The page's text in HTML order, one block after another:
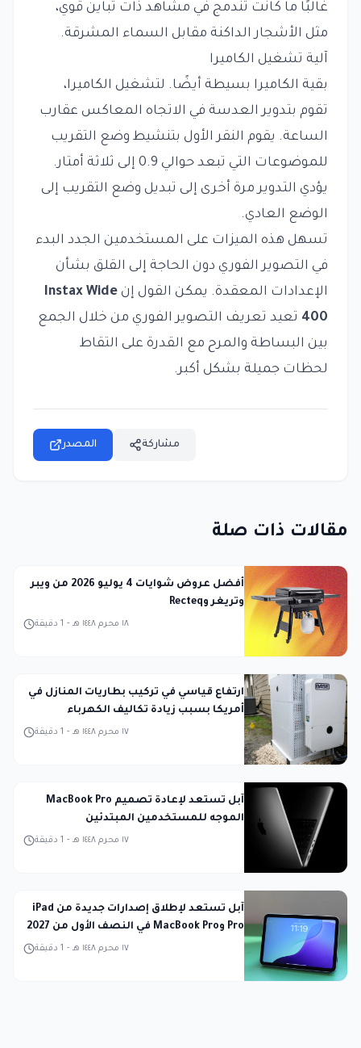
غالبًا ما كانت تندمج في مشاهد ذات تباين قوي،
مثل الأشجار الداكنة مقابل السماء المشرقة.
آلية تشغيل الكاميرا
بقية الكاميرا بسيطة أيضًا. لتشغيل الكاميرا،
تقوم بتدوير العدسة في الاتجاه المعاكس عقارب
الساعة. يقوم النقر الأول بتنشيط وضع التقريب
للموضوعات التي تبعد حوالي 0.9 إلى ثلاثة أمتار.
يؤدي التدوير مرة أخرى إلى تبديل وضع التقريب إلى
الوضع العادي.
تسهل هذه الميزات على المستخدمين الجدد البدء
في التصوير الفوري دون الحاجة إلى القلق بشأن
الإعدادات المعقدة. يمكن القول إن Instax Wide
400 تعيد تعريف التصوير الفوري من خلال الجمع
بين البساطة والمرح مع القدرة على التقاط
لحظات جميلة بشكل أكبر.
المصدر مشاركة
مقالات ذات صلة
أفضل عروض شوايات 4 يوليو 2026 من ويبر
وتريغر وRecteq
1 دقيقة - ١٨ محرم ١٤٤٨ هـ
ارتفاع قياسي في تركيب بطاريات المنازل في
أمريكا بسبب زيادة تكاليف الكهرباء
1 دقيقة - ١٧ محرم ١٤٤٨ هـ
آبل تستعد لإعادة تصميم MacBook Pro
الموجه للمستخدمين المبتدئين
1 دقيقة - ١٧ محرم ١٤٤٨ هـ
آبل تستعد لإطلاق إصدارات جديدة من iPad
Pro وMacBook Pro في النصف الأول من 2027
1 دقيقة - ١٧ محرم ١٤٤٨ هـ